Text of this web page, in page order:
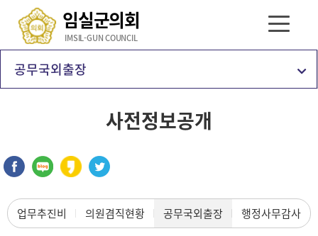
임실군의회
IMSIL-GUN COUNCIL
공무국외출장
사전정보공개
업무추진비 의원겸직현황 공무국외출장 행정사무감사